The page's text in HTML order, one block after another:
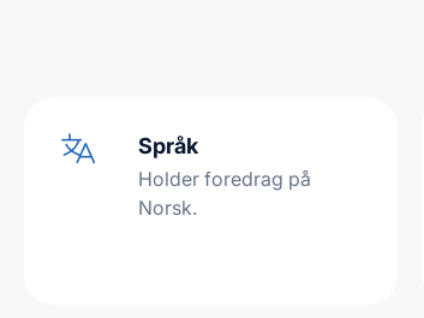
Språk
Holder foredrag på
Norsk.